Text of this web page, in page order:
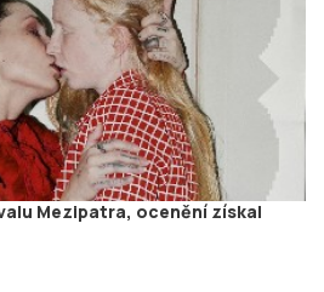
Mezipatra, ocenění získal